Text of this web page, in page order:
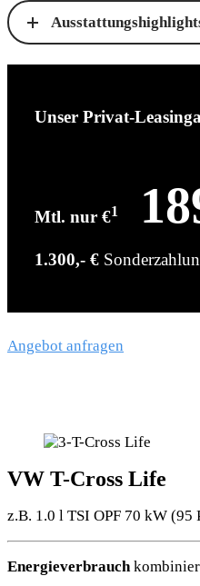
Unser Privat-
Mtl. nur €1
1.300,- €
Angebot anfragen
VW T-Cross Life
z.B. 1.0 l TSI OPF 70 kW (95
Energieverbrauch